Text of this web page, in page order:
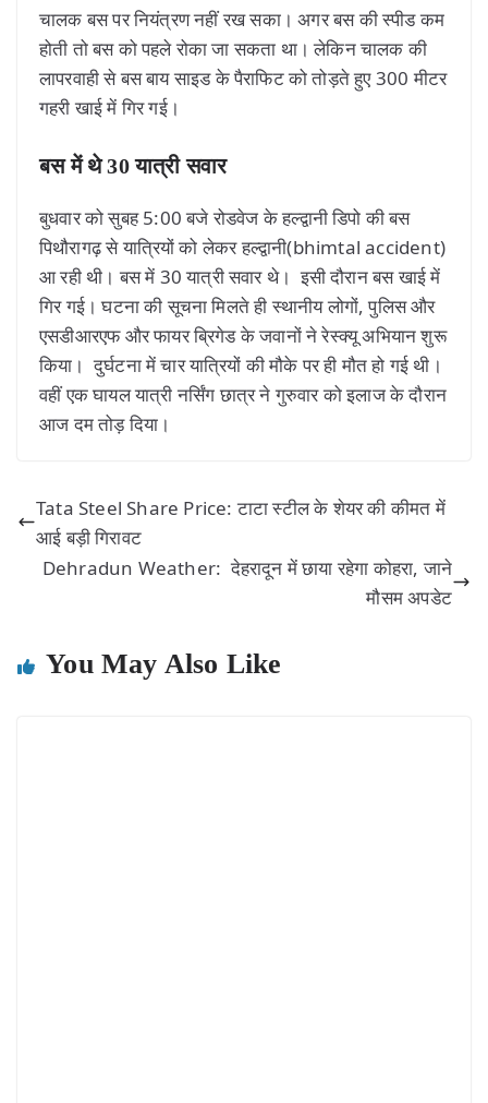
चालक बस पर नियंत्रण नहीं रख सका। अगर बस की स्पीड कम
होती तो बस को पहले रोका जा सकता था। लेकिन चालक की
लापरवाही से बस बाय साइड के पैराफिट को तोड़ते हुए 300 मीटर
गहरी खाई में गिर गई।
बस में थे 30 यात्री सवार
बुधवार को सुबह 5:00 बजे रोडवेज के हल्द्वानी डिपो की बस
पिथौरागढ़ से यात्रियों को लेकर हल्द्वानी(bhimtal accident)
आ रही थी। बस में 30 यात्री सवार थे। इसी दौरान बस खाई में
गिर गई। घटना की सूचना मिलते ही स्थानीय लोगों, पुलिस और
एसडीआरएफ और फायर ब्रिगेड के जवानों ने रेस्क्यू अभियान शुरू
किया। दुर्घटना में चार यात्रियों की मौके पर ही मौत हो गई थी।
वहीं एक घायल यात्री नर्सिंग छात्र ने गुरुवार को इलाज के दौरान
आज दम तोड़ दिया।
Tata Steel Share Price: टाटा स्टील के शेयर की कीमत में
आई बड़ी गिरावट
Dehradun Weather: देहरादून में छाया रहेगा कोहरा, जाने
मौसम अपडेट
You May Also Like